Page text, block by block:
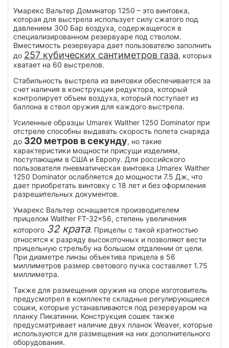
Умарекс Вальтер Доминатор 1250 – это винтовка,
которая для выстрела использует силу сжатого под
давлением 300 Бар воздуха, содержащегося в
специализированном резервуаре под стволом.
Вместимость резервуара дает пользователю заполнить
до 257 кубических сантиметров газа, которых
хватает на 60 выстрелов.
Стабильность выстрела из винтовки обеспечивается за
счет наличия в конструкции редуктора, который
контролирует объем воздуха, который поступает из
баллона в ствол оружия для каждого выстрела.
Усиленные образцы Umarex Walther 1250 Dominator при
отстреле способны выдавать скорость полета снаряда
до 320 метров в секунду, но такие
характеристики мощности присущи изделиям,
поступающим в США и Европу. Для российского
пользователя пневматическая винтовка Umarex Walther
1250 Dominator ослабляется до мощности 7.5 Дж, что
дает приобретать винтовку с 18 лет и без оформления
разрешительных документов.
Умарекс Вальтер оснащается производителем
прицелом Walther FT-32x56, степень увеличения
которого 32 крата. Прицелы с такой кратностью
относятся к разряду высокоточных и позволяют вести
прицельную стрельбу на большом отдалении от цели.
При диаметре линзы объектива прицела в 56
миллиметров размер светового пучка составляет 1.75
миллиметра.
Также для размещения оружия на опоре изготовитель
предусмотрел в комплекте складные регулирующиеся
сошки, которые устанавливаются под резервуаром на
планку Пикатинни. Конструкция сошек также
предусматривает наличие двух планок Weaver, которые
используются для размещения на них дополнительного
оборудования.